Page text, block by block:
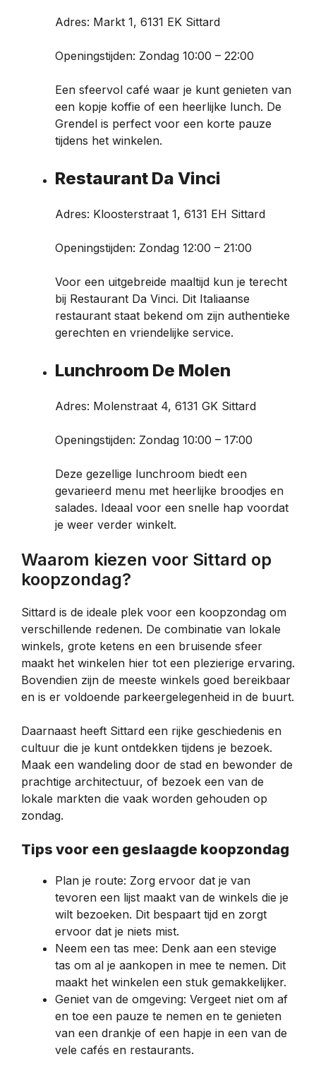
Adres: Markt 1, 6131 EK Sittard
Openingstijden: Zondag 10:00 – 22:00
Een sfeervol café waar je kunt genieten van
een kopje koffie of een heerlijke lunch. De
Grendel is perfect voor een korte pauze
tijdens het winkelen.
Restaurant Da Vinci
Adres: Kloosterstraat 1, 6131 EH Sittard
Openingstijden: Zondag 12:00 – 21:00
Voor een uitgebreide maaltijd kun je terecht
bij Restaurant Da Vinci. Dit Italiaanse
restaurant staat bekend om zijn authentieke
gerechten en vriendelijke service.
Lunchroom De Molen
Adres: Molenstraat 4, 6131 GK Sittard
Openingstijden: Zondag 10:00 – 17:00
Deze gezellige lunchroom biedt een
gevarieerd menu met heerlijke broodjes en
salades. Ideaal voor een snelle hap voordat
je weer verder winkelt.
Waarom kiezen voor Sittard op
koopzondag?
Sittard is de ideale plek voor een koopzondag om
verschillende redenen. De combinatie van lokale
winkels, grote ketens en een bruisende sfeer
maakt het winkelen hier tot een plezierige ervaring.
Bovendien zijn de meeste winkels goed bereikbaar
en is er voldoende parkeergelegenheid in de buurt.
Daarnaast heeft Sittard een rijke geschiedenis en
cultuur die je kunt ontdekken tijdens je bezoek.
Maak een wandeling door de stad en bewonder de
prachtige architectuur, of bezoek een van de
lokale markten die vaak worden gehouden op
zondag.
Tips voor een geslaagde koopzondag
Plan je route: Zorg ervoor dat je van
tevoren een lijst maakt van de winkels die je
wilt bezoeken. Dit bespaart tijd en zorgt
ervoor dat je niets mist.
Neem een tas mee: Denk aan een stevige
tas om al je aankopen in mee te nemen. Dit
maakt het winkelen een stuk gemakkelijker.
Geniet van de omgeving: Vergeet niet om af
en toe een pauze te nemen en te genieten
van een drankje of een hapje in een van de
vele cafés en restaurants.